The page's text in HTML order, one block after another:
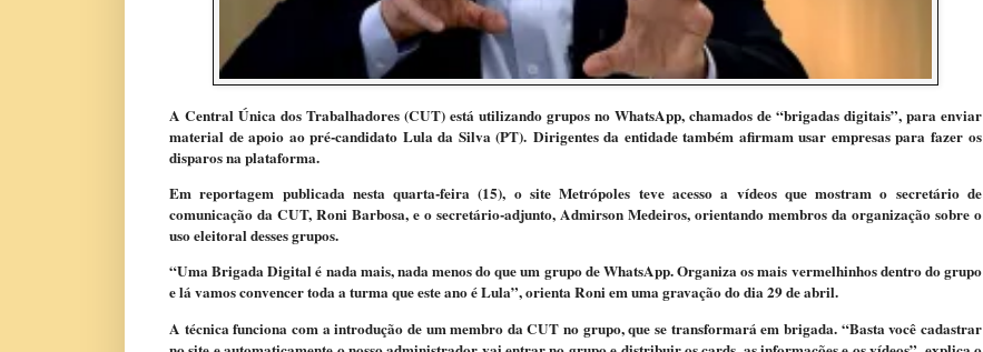
A Central Única dos Trabalhadores (CUT) está utilizando grupos no WhatsApp, chamados de “brigadas digitais”, para enviar
material de apoio ao pré-candidato Lula da Silva (PT). Dirigentes da entidade também afirmam usar empresas para fazer os
disparos na plataforma.
Em reportagem publicada nesta quarta-feira (15), o site Metrópoles teve acesso a vídeos que mostram o secretário de
comunicação da CUT, Roni Barbosa, e o secretário-adjunto, Admirson Medeiros, orientando membros da organização sobre o
uso eleitoral desses grupos.
“Uma Brigada Digital é nada mais, nada menos do que um grupo de WhatsApp. Organiza os mais vermelhinhos dentro do grupo
e lá vamos convencer toda a turma que este ano é Lula”, orienta Roni em uma gravação do dia 29 de abril.
A técnica funciona com a introdução de um membro da CUT no grupo, que se transformará em brigada. “Basta você cadastrar